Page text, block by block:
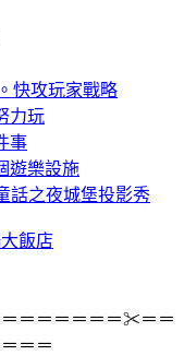
快攻玩家戰略
力玩
事
遊樂設施
話之夜城堡投影秀
飯店
＝＝＝＝＝＝✂＝＝
＝＝